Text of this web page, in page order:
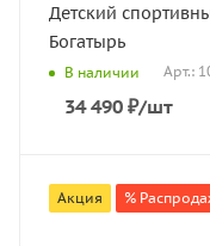
Детский
Богатырь
В наличии Арт.:
34 490 ₽/шт
Акция %